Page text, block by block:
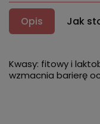
Opis Jak
Kwasy: fitowy i
wzmacnia barierę